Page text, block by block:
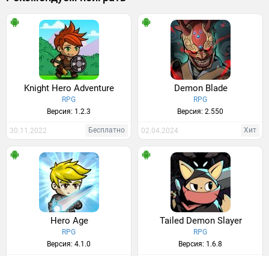
Knight Hero Adventure
RPG
Версия: 1.2.3
30.11.2022 Бесплатно
Demon Blade
RPG
Версия: 2.550
02.04.2024 Хит
Hero Age
RPG
Версия: 4.1.0
Tailed Demon Slayer
RPG
Версия: 1.6.8